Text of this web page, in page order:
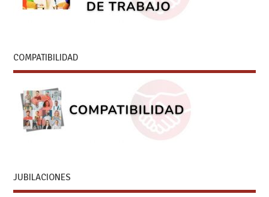
COMPATIBILIDAD
JUBILACIONES